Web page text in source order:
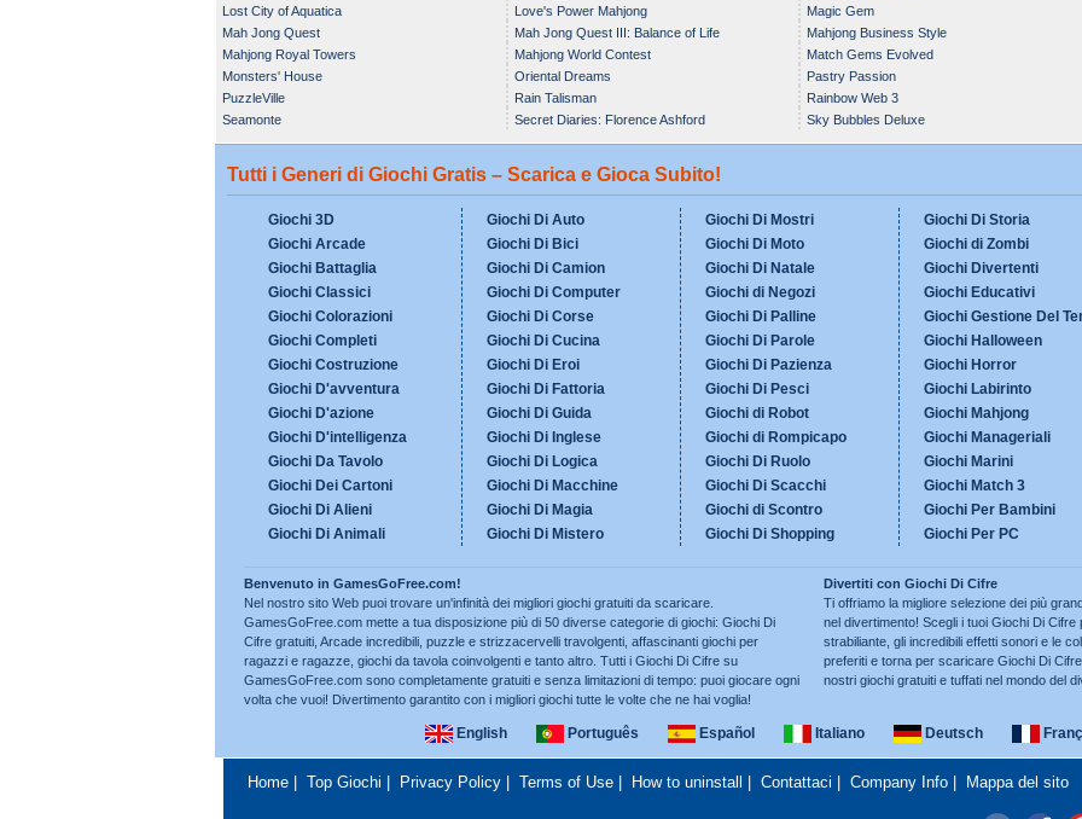
Lost City of Aquatica
Love's Power Mahjong Magic Gem
Mah Jong Quest
Mah Jong Quest III: Balance of Life Mahjong Business Style
Mahjong Royal Towers
Mahjong World Contest Match Gems Evolved
Monsters' House
Oriental Dreams Pastry Passion
PuzzleVille
Rain Talisman Rainbow Web 3
Seamonte
Secret Diaries: Florence Ashford Sky Bubbles Deluxe
Tutti i Generi di Giochi Gratis – Scarica e Gioca Subito!
Giochi 3D
Giochi Arcade
Giochi Battaglia
Giochi Classici
Giochi Colorazioni
Giochi Completi
Giochi Costruzione
Giochi D'avventura
Giochi D'azione
Giochi D'intelligenza
Giochi Da Tavolo
Giochi Dei Cartoni
Giochi Di Alieni
Giochi Di Animali
Giochi Di Auto
Giochi Di Bici
Giochi Di Camion
Giochi Di Computer
Giochi Di Corse
Giochi Di Cucina
Giochi Di Eroi
Giochi Di Fattoria
Giochi Di Guida
Giochi Di Inglese
Giochi Di Logica
Giochi Di Macchine
Giochi Di Magia
Giochi Di Mistero
Giochi Di Mostri
Giochi Di Moto
Giochi Di Natale
Giochi di Negozi
Giochi Di Palline
Giochi Di Parole
Giochi Di Pazienza
Giochi Di Pesci
Giochi di Robot
Giochi di Rompicapo
Giochi Di Ruolo
Giochi Di Scacchi
Giochi di Scontro
Giochi Di Shopping
Giochi Di Storia
Giochi di Zombi
Giochi Divertenti
Giochi Educativi
Giochi Gestione Del
Giochi Halloween
Giochi Horror
Giochi Labirinto
Giochi Mahjong
Giochi Manageriali
Giochi Marini
Giochi Match 3
Giochi Per Bambini
Giochi Per PC
Benvenuto in GamesGoFree.com!
Nel nostro sito Web puoi trovare un'infinità dei migliori giochi gratuiti da scaricare.
GamesGoFree.com mette a tua disposizione più di 50 diverse categorie di giochi: Giochi Di
Cifre gratuiti, Arcade incredibili, puzzle e strizzacervelli travolgenti, affascinanti giochi per
ragazzi e ragazze, giochi da tavola coinvolgenti e tanto altro. Tutti i Giochi Di Cifre su
GamesGoFree.com sono completamente gratuiti e senza limitazioni di tempo: puoi giocare ogni
volta che vuoi! Divertimento garantito con i migliori giochi tutte le volte che ne hai voglia!
Divertiti con Giochi Di Cifre
Ti offriamo la migliore selezione dei più
nel divertimento! Scegli i tuoi Giochi Di
strabiliante, gli incredibili effetti sonori e le
preferiti e torna per scaricare Giochi Di
nostri giochi gratuiti e tuffati nel mondo del
English Português Español Italiano Deutsch
Home| Top Giochi Privacy Policy| Terms of Use| How to uninstall Contattaci Company Info| Mappa del sito